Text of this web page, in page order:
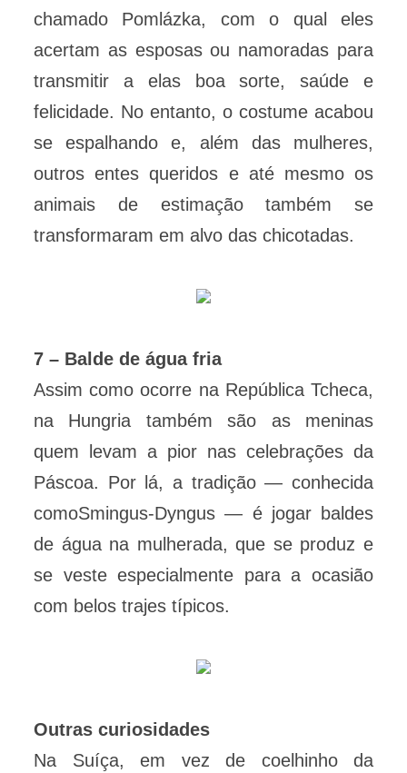
chamado Pomlázka, com o qual eles
acertam as esposas ou namoradas para
transmitir a elas boa sorte, saúde e
felicidade. No entanto, o costume acabou
se espalhando e, além das mulheres,
outros entes queridos e até mesmo os
animais de estimação também se
transformaram em alvo das chicotadas.
7 – Balde de água fria
Assim como ocorre na República Tcheca,
na Hungria também são as meninas
quem levam a pior nas celebrações da
Páscoa. Por lá, a tradição — conhecida
comoSmingus-Dyngus — é jogar baldes
de água na mulherada, que se produz e
se veste especialmente para a ocasião
com belos trajes típicos.
Outras curiosidades
Na Suíça, em vez de coelhinho da